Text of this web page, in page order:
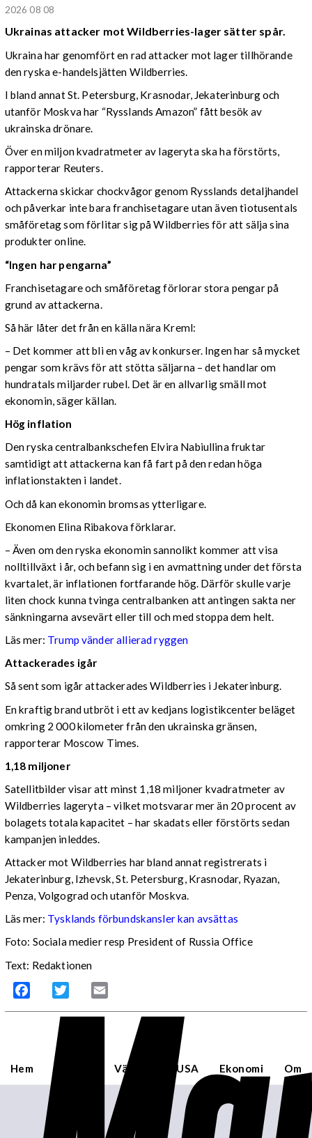
2026 08 08
Ukrainas attacker mot Wildberries-lager sätter spår.
Ukraina har genomfört en rad attacker mot lager tillhörande
den ryska e-handelsjätten Wildberries.
I bland annat St. Petersburg, Krasnodar, Jekaterinburg och
utanför Moskva har “Rysslands Amazon” fått besök av
ukrainska drönare.
Över en miljon kvadratmeter av lageryta ska ha förstörts,
rapporterar Reuters.
Attackerna skickar chockvågor genom Rysslands detaljhandel
och påverkar inte bara franchisetagare utan även tiotusentals
småföretag som förlitar sig på Wildberries för att sälja sina
produkter online.
“Ingen har pengarna”
Franchisetagare och småföretag förlorar stora pengar på
grund av attackerna.
Så här låter det från en källa nära Kreml:
– Det kommer att bli en våg av konkurser. Ingen har så mycket
pengar som krävs för att stötta säljarna – det handlar om
hundratals miljarder rubel. Det är en allvarlig smäll mot
ekonomin, säger källan.
Hög inflation
Den ryska centralbankschefen Elvira Nabiullina fruktar
samtidigt att attackerna kan få fart på den redan höga
inflationstakten i landet.
Och då kan ekonomin bromsas ytterligare.
Ekonomen Elina Ribakova förklarar.
– Även om den ryska ekonomin sannolikt kommer att visa
nolltillväxt i år, och befann sig i en avmattning under det första
kvartalet, är inflationen fortfarande hög. Därför skulle varje
liten chock kunna tvinga centralbanken att antingen sakta ner
sänkningarna avsevärt eller till och med stoppa dem helt.
Läs mer: Trump vänder allierad ryggen
Attackerades igår
Så sent som igår attackerades Wildberries i Jekaterinburg.
En kraftig brand utbröt i ett av kedjans logistikcenter beläget
omkring 2 000 kilometer från den ukrainska gränsen,
rapporterar Moscow Times.
1,18 miljoner
Satellitbilder visar att minst 1,18 miljoner kvadratmeter av
Wildberries lageryta – vilket motsvarar mer än 20 procent av
bolagets totala kapacitet – har skadats eller förstörts sedan
kampanjen inleddes.
Attacker mot Wildberries har bland annat registrerats i
Jekaterinburg, Izhevsk, St. Petersburg, Krasnodar, Ryazan,
Penza, Volgograd och utanför Moskva.
Läs mer: Tysklands förbundskansler kan avsättas
Foto: Sociala medier resp President of Russia Office
Text: Redaktionen
Facebook Twitter
Hem Världen USA Ekonomi Om